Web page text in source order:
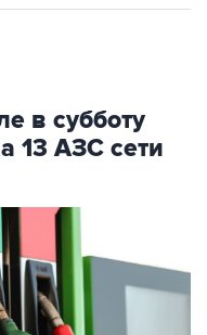
в субботу
13 АЗС сети